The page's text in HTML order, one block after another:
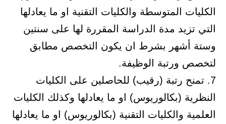
الكليات المتوسطة والكليات التقنية او ما يعادلها
التي تزيد مدة الدراسة المقررة لها على سنتين
وستة أشهر بشرط ان يكون التخصص مطابق
لتخصص ورتبة الوظيفة.
7. تمنح رتبة (رقيب) للحاصلين على الكليات
النظرية (بكالوريوس) او ما يعادلها وكذلك الكليات
العلمية والكليات التقنية (بكالوريوس) او ما يعادلها